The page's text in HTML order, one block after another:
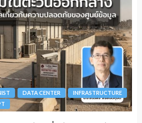
DATA CENTER
INFRASTRUCTURE